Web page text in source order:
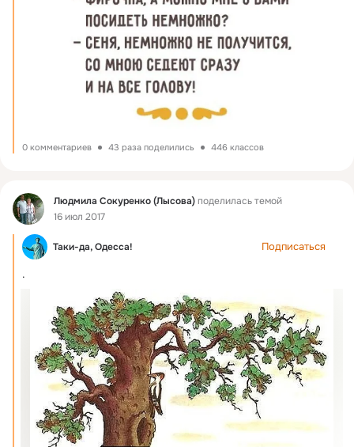
0 комментариев 43 раза поделились 446 классов
Фид Людмила Сокуренко (Лысова)поделилась темой
16 июл 2017
Таки-да, Одесса! Подписаться
.